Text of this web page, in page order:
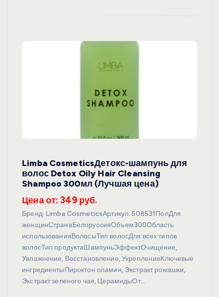
Limba CosmeticsДетокс-шампунь для
волос Detox Oily Hair Cleansing
Shampoo 300мл (Лучшая цена)
Цена от: 349 руб.
Бренд: Limba CosmeticsАртикул: 508531ПолДля
женщинСтранаБелоруссияОбъем300Область
использованияВолосыТип волосДля всех типов
волосТип продуктаШампуньЭффектОчищение,
Увлажнение, Восстановление, УкреплениеКлючевые
ингредиентыПироктон оламин, Экстракт ромашки,
Экстракт зеленого чая, ЦерамидыОт…